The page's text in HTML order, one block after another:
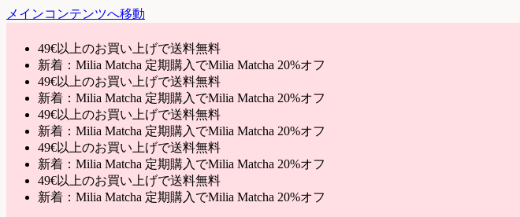
メインコンテンツへ移動
49€以上のお買い上げで送料無料
新着：Milia Matcha 定期購入でMilia Matcha 20%オフ
49€以上のお買い上げで送料無料
新着：Milia Matcha 定期購入でMilia Matcha 20%オフ
49€以上のお買い上げで送料無料
新着：Milia Matcha 定期購入でMilia Matcha 20%オフ
49€以上のお買い上げで送料無料
新着：Milia Matcha 定期購入でMilia Matcha 20%オフ
49€以上のお買い上げで送料無料
新着：Milia Matcha 定期購入でMilia Matcha 20%オフ